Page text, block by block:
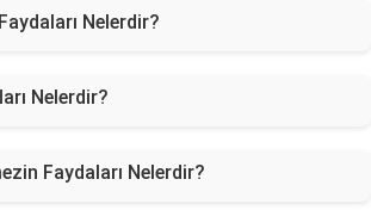
Nelerdir?
Nelerdir?
Faydaları Nelerdir?